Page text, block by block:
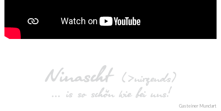
Ninascht(>nirgends)
… is so schön wie bei uns!
Gasteiner Mundart